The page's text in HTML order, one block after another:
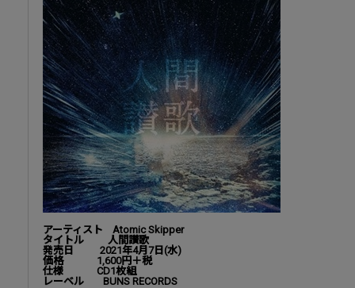
アーティスト Atomic Skipper
タイトル 人間讃歌
発売日 2021年4月7日(水)
価格 1,600円＋税
仕様 CD1枚組
レーベル BUNS RECORDS